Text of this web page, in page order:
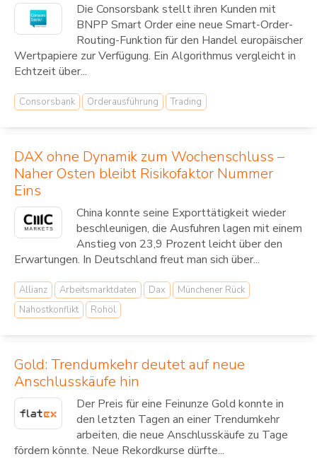
Die Consorsbank stellt ihren Kunden mit
BNPP Smart Order eine neue Smart-Order-
Routing-Funktion für den Handel europäischer
Wertpapiere zur Verfügung. Ein Algorithmus vergleicht in
Echtzeit über...
Consorsbank Orderausführung Trading
DAX ohne Dynamik zum Wochenschluss –
Naher Osten bleibt Risikofaktor Nummer
Eins
China konnte seine Exporttätigkeit wieder
beschleunigen, die Ausfuhren lagen mit einem
Anstieg von 23,9 Prozent leicht über den
Erwartungen. In Deutschland freut man sich über...
Allianz Arbeitsmarktdaten Dax
Münchener Rück
Nahostkonflikt
Rohöl
Gold: Trendumkehr deutet auf neue
Anschlusskäufe hin
Der Preis für eine Feinunze Gold konnte in
den letzten Tagen an einer Trendumkehr
arbeiten, die neue Anschlusskäufe zu Tage
fördern könnte. Neue Rekordkurse dürfte...